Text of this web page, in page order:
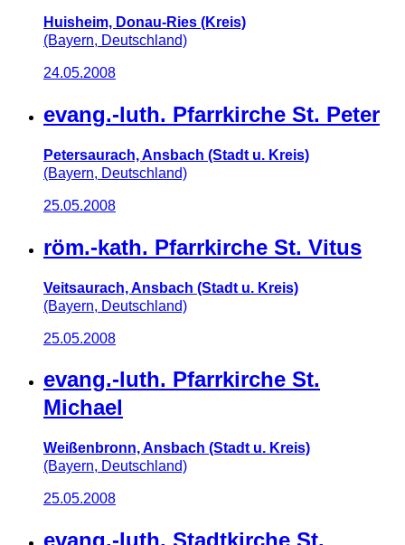
Huisheim, Donau-Ries (Kreis)
(Bayern, Deutschland)
24.05.2008
evang.-luth. Pfarrkirche St. Peter
Petersaurach, Ansbach (Stadt u. Kreis)
(Bayern, Deutschland)
25.05.2008
röm.-kath. Pfarrkirche St. Vitus
Veitsaurach, Ansbach (Stadt u. Kreis)
(Bayern, Deutschland)
25.05.2008
evang.-luth. Pfarrkirche St.
Michael
Weißenbronn, Ansbach (Stadt u. Kreis)
(Bayern, Deutschland)
25.05.2008